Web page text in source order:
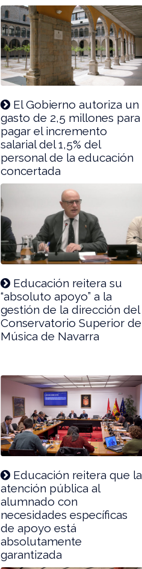
El Gobierno autoriza un
gasto de 2,5 millones para
pagar el incremento
salarial del 1,5% del
personal de la educación
concertada
Educación reitera su
“absoluto apoyo” a la
gestión de la dirección del
Conservatorio Superior de
Música de Navarra
Educación reitera que la
atención pública al
alumnado con
necesidades específicas
de apoyo está
absolutamente
garantizada